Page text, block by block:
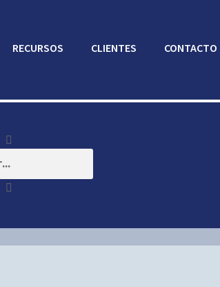
RECURSOS CLIENTES CONTACTO